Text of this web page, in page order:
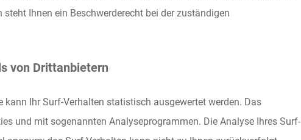
steht Ihnen ein Beschwerderecht bei der zuständigen
von Drittanbietern
kann Ihr Surf-Verhalten statistisch ausgewertet werden. Das
und mit sogenannten Analyseprogrammen. Die Analyse Ihres Surf-